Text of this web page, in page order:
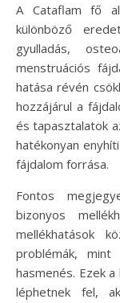
A Cataflam fő
különböző
gyulladás,
menstruációs
hatása révén
hozzájárul a
és tapasztalatok
hatékonyan
fájdalom forrása.
Fontos
bizonyos
mellékhatások
problémák, mint
hasmenés. Ezek
léphetnek fel,